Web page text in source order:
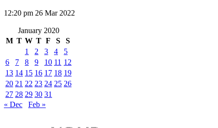
12:20 pm 26 Mar 2022
January 2020
M T W T F S
S
1
2 3 4
5
6
7 8 9 10 11 12
13 14 15 16 17 18 19
20 21 22 23 24 25 26
27 28 29 30 31
« Dec
Feb »